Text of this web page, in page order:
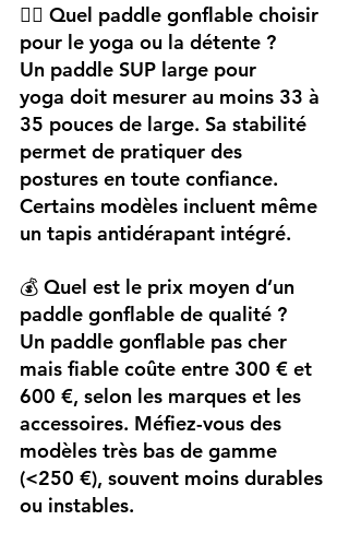
🧘‍♂️ Quel paddle gonflable choisir
pour le yoga ou la détente ?
Un paddle SUP large pour
yoga doit mesurer au moins 33 à
35 pouces de large. Sa stabilité
permet de pratiquer des
postures en toute confiance.
Certains modèles incluent même
un tapis antidérapant intégré.
💰 Quel est le prix moyen d’un
paddle gonflable de qualité ?
Un paddle gonflable pas cher
mais fiable coûte entre 300 € et
600 €, selon les marques et les
accessoires. Méfiez-vous des
modèles très bas de gamme
(<250 €), souvent moins durables
ou instables.